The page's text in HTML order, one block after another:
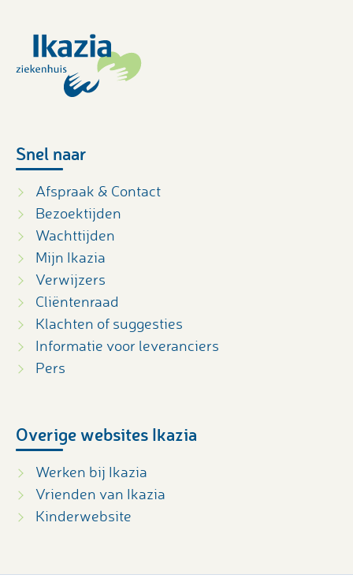
Snel naar
Afspraak & Contact
Bezoektijden
Wachttijden
Mijn Ikazia
Verwijzers
Cliëntenraad
Klachten of suggesties
Informatie voor leveranciers
Pers
Overige websites Ikazia
Werken bij Ikazia
Vrienden van Ikazia
Kinderwebsite